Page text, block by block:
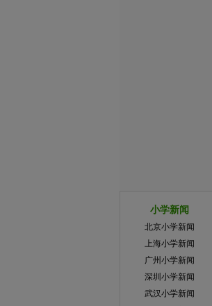
小学新闻
北京小学新闻
上海小学新闻
广州小学新闻
深圳小学新闻
武汉小学新闻